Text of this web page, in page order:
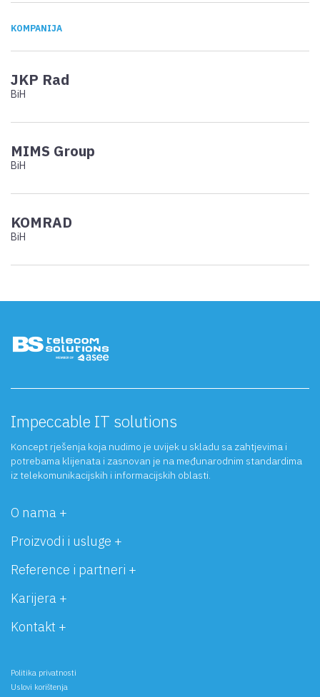
KOMPANIJA
JKP Rad
BiH
MIMS Group
BiH
KOMRAD
BiH
O nama +
Proizvodi i usluge +
Reference i partneri +
Karijera +
Kontakt +
Impeccable IT solutions
Koncept rješenja koja nudimo je uvijek u skladu sa zahtjevima i
potrebama klijenata i zasnovan je na međunarodnim standardima
iz telekomunikacijskih i informacijskih oblasti.
Politika privatnosti
Uslovi korištenja